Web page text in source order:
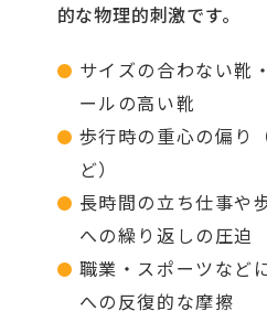
的な物理的刺激です。
サイズの合わない靴
ールの高い靴
歩行時の重心の偏り
ど）
長時間の立ち仕事や
への繰り返しの圧迫
職業・スポーツなど
への反復的な摩擦